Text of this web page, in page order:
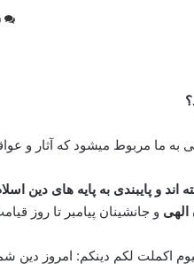
به ما مربوط میشود که آثار و
اند و پایبندی به پایه های دین
الهی و جانشینان پیامبر تا روز
اکملت لکم دینکم: امروز دین